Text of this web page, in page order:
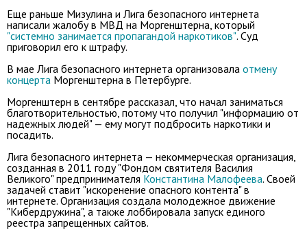
Еще раньше Мизулина и Лига безопасного интернета
написали жалобу в МВД на Моргенштерна, который
"системно занимается пропагандой наркотиков". Суд
приговорил его к штрафу.
В мае Лига безопасного интернета организовала отмену
концерта Моргенштерна в Петербурге.
Моргенштерн в сентябре рассказал, что начал заниматься
благотворительностью, потому что получил "информацию от
надежных людей" — ему могут подбросить наркотики и
посадить.
Лига безопасного интернета — некоммерческая организация,
созданная в 2011 году "Фондом святителя Василия
Великого" предпринимателя Константина Малофеева. Своей
задачей ставит "искоренение опасного контента" в
интернете. Организация создала молодежное движение
"Кибердружина", а также лоббировала запуск единого
реестра запрещенных сайтов.